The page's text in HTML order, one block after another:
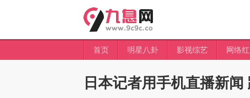
首页 明星八卦 影视综艺 网络红
日本记者用手机直播新